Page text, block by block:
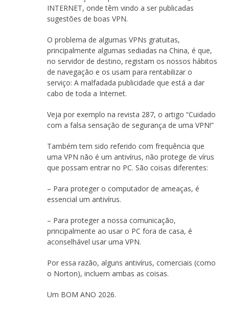
INTERNET, onde têm vindo a ser publicadas
sugestões de boas VPN.
O problema de algumas VPNs gratuitas,
principalmente algumas sediadas na China, é que,
no servidor de destino, registam os nossos hábitos
de navegação e os usam para rentabilizar o
serviço: A malfadada publicidade que está a dar
cabo de toda a Internet.
Veja por exemplo na revista 287, o artigo “Cuidado
com a falsa sensação de segurança de uma VPN!”
Também tem sido referido com frequência que
uma VPN não é um antivírus, não protege de vírus
que possam entrar no PC. São coisas diferentes:
– Para proteger o computador de ameaças, é
essencial um antivírus.
– Para proteger a nossa comunicação,
principalmente ao usar o PC fora de casa, é
aconselhável usar uma VPN.
Por essa razão, alguns antivírus, comerciais (como
o Norton), incluem ambas as coisas.
Um BOM ANO 2026.